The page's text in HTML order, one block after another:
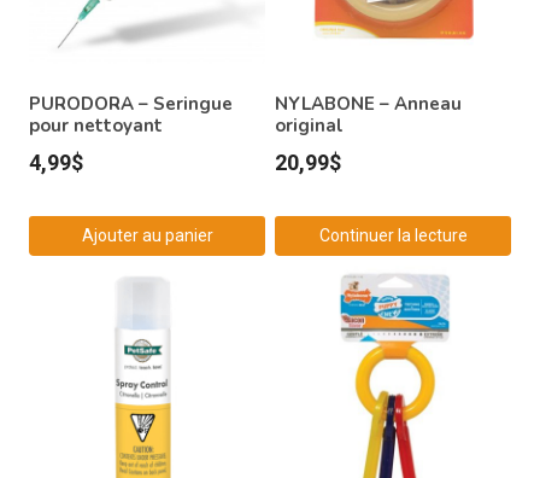
PURODORA – Seringue
pour nettoyant
4,99$
Ajouter au panier
NYLABONE – Anneau
original
20,99$
Continuer la lecture